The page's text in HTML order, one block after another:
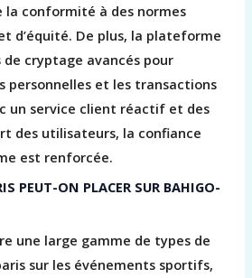
la conformité à des normes
d’équité. De plus, la plateforme
de cryptage avancés pour
personnelles et les transactions
un service client réactif et des
des utilisateurs, la confiance
est renforcée.
PEUT-ON PLACER SUR BAHIGO-
une large gamme de types de
sur les événements sportifs,